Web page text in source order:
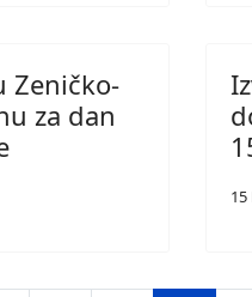
Zeničko-
za dan